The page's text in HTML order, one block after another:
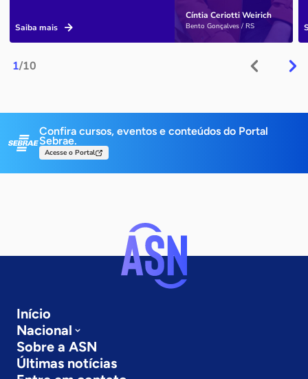
1/10
Cíntia Ceriotti Weirich
Bento Gonçalves / RS
Saiba mais
Confira cursos, eventos e conteúdos do Portal
Sebrae.
Acesse o Portal
Início
Nacional
Sobre a ASN
Últimas notícias